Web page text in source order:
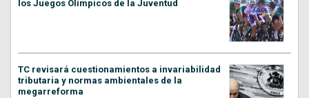
los Juegos Olímpicos de la Juventud
TC revisará cuestionamientos a invariabilidad
tributaria y normas ambientales de la
megarreforma